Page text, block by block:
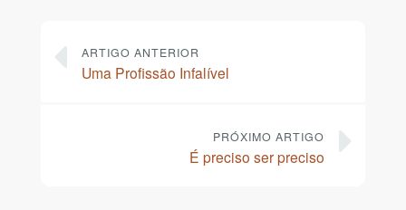
ARTIGO ANTERIOR
Uma Profissão Infalível
PRÓXIMO ARTIGO
É preciso ser preciso